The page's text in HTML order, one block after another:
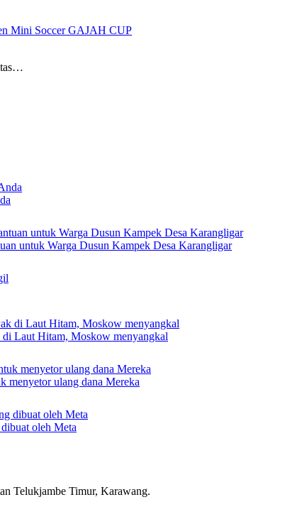
Mini Soccer GAJAH CUP
untuk Warga Dusun Kampek Desa Karangligar
di Laut Hitam, Moskow menyangkal
menyetor ulang dana Mereka
oleh Meta
Telukjambe Timur, Karawang.